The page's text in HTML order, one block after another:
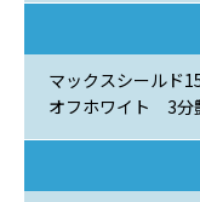
マックスシールド
オフホワイト 3分